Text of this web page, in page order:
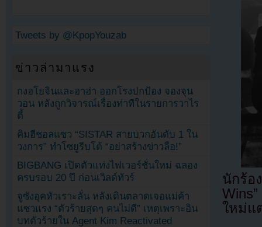
นักร้อ
ใหม่แ
Tweets by @KpopYouzab
ข่าวล่ามาแรง
กงฮโยจินและฮาฮ่า ออกโรงปกป้อง จองจุน
วอน หลังถูกวิจารณ์เรื่องท่าทีในรายการวาไร
ตี้
คิมฮีชอลแซว “SISTAR สายบวกอันดับ 1 ใน
วงการ” ทำโซยูรีบโต้ “อย่าสร้างข่าวลือ!”
BIGBANG เปิดตัวแท่งไฟเวอร์ชั่นใหม่ ฉลอง
ครบรอบ 20 ปี ก่อนเวิลด์ทัวร์
จูซังอุคหัวเราะลั่น หลังเดินตลาดเจอแม่ค้า
แซวแรง “ตัวร้ายสุดๆ คนไม่ดี” เหตุเพราะอิน
บทตัวร้ายใน Agent Kim Reactivated